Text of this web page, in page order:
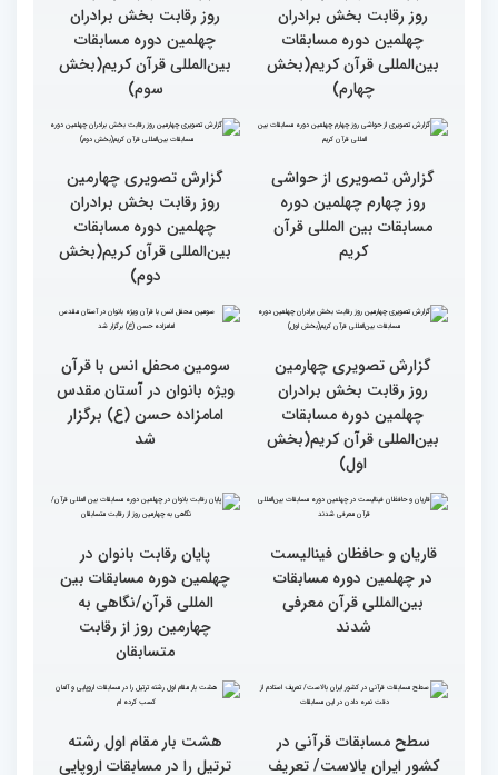
گزارش تصویری چهارمین
روز رقابت بخش برادران
چهلمین دوره مسابقات
بین‌المللی قرآن کریم(بخش
چهارم)
گزارش تصویری چهارمین
روز رقابت بخش برادران
چهلمین دوره مسابقات
بین‌المللی قرآن کریم(بخش
سوم)
گزارش تصویری از حواشی
مسابقات بین المللی قرآن
کریم
گزارش تصویری چهارمین
روز رقابت بخش برادران
چهلمین دوره مسابقات
بین‌المللی قرآن کریم(بخش
دوم)
گزارش تصویری چهارمین
روز رقابت بخش برادران
چهلمین دوره مسابقات
بین‌المللی قرآن کریم(بخش
اول)
سومین محفل انس با قرآن
امامزاده حسن (ع) برگزار
شد
قاریان و حافظان فینالیست‌
بین‌المللی قرآن معرفی
شدند
پایان رقابت بانوان در
چهلمین دوره مسابقات بین
المللی قرآن/نگاهی به
چهارمین روز از رقابت
متسابقان